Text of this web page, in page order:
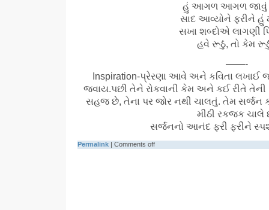
હું આગળ આગળ જાવું
સાદ આવ્યોને ફરીને હું
સખા શબ્દોએ લાગણી
હવે રૂઠું, તો કેમ
——-
Inspiration-પ્રેરણા આવે અને કવિતા લખાઈ
જવાય.પછી તેને રોકવાની કેમ અને કઈ રીતે
સહજ છે, તેના પર જોર નથી ચાલતું. તેમ સર્જન
મીઠી રકજક ચાલે
સર્જનનો આનંદ ફરી ફરીને
Permalink | Comments off